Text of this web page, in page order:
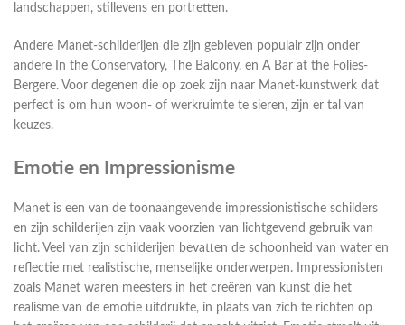
landschappen, stillevens en portretten.
Andere Manet-schilderijen die zijn gebleven populair zijn onder
andere In the Conservatory, The Balcony, en A Bar at the Folies-
Bergere. Voor degenen die op zoek zijn naar Manet-kunstwerk dat
perfect is om hun woon- of werkruimte te sieren, zijn er tal van
keuzes.
Emotie en Impressionisme
Manet is een van de toonaangevende impressionistische schilders
en zijn schilderijen zijn vaak voorzien van lichtgevend gebruik van
licht. Veel van zijn schilderijen bevatten de schoonheid van water en
reflectie met realistische, menselijke onderwerpen. Impressionisten
zoals Manet waren meesters in het creëren van kunst die het
realisme van de emotie uitdrukte, in plaats van zich te richten op